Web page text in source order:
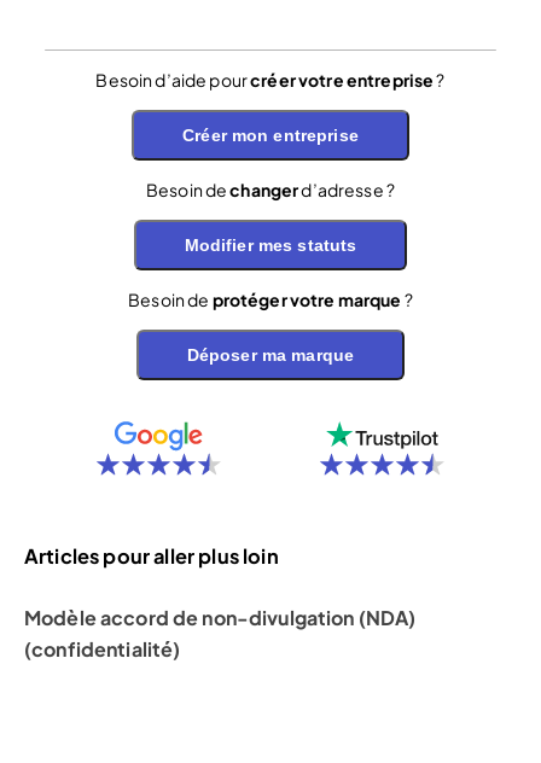
Besoin d’aide pourcréer votre entreprise?
Créer mon entreprise
Besoin dechangerd’adresse ?
Modifier mes statuts
Besoin de protéger votre marque ?
Déposer ma marque
Articles pour aller plus loin
Modèle accord de non-divulgation (NDA)
(confidentialité)